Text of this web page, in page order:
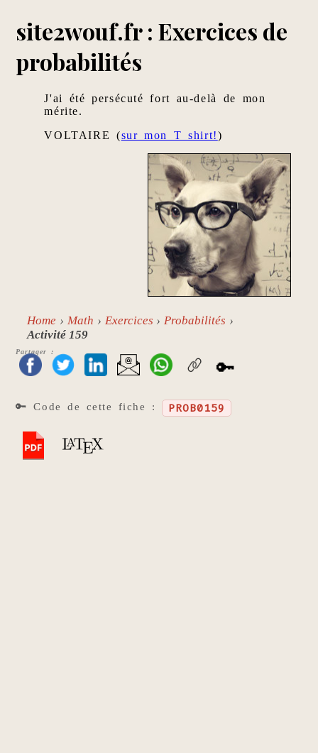
site2wouf.fr : Exercices de
probabilités
J'ai été persécuté fort au-delà de mon
mérite.
VOLTAIRE (sur mon T shirt!)
Home Math Exercices
Probabilités
Activité 159
Partager :
🔑
🔑 Code de cette fiche : PROB0159